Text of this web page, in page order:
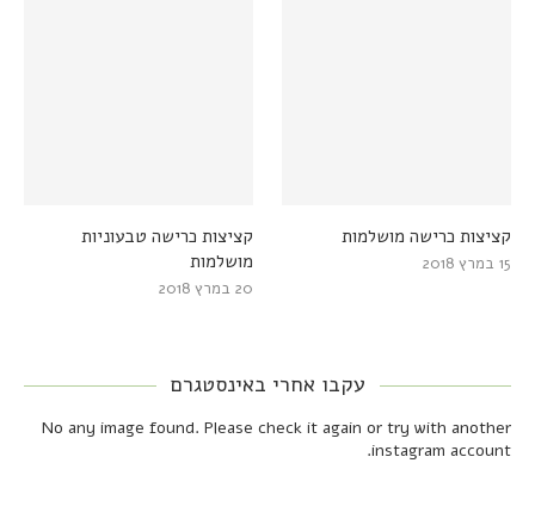
קציצות כרישה טבעוניות
מושלמות
20 במרץ 2018
קציצות כרישה מושלמות
15 במרץ 2018
עקבו אחרי באינסטגרם
No any image found. Please check it again or try with another
instagram account.